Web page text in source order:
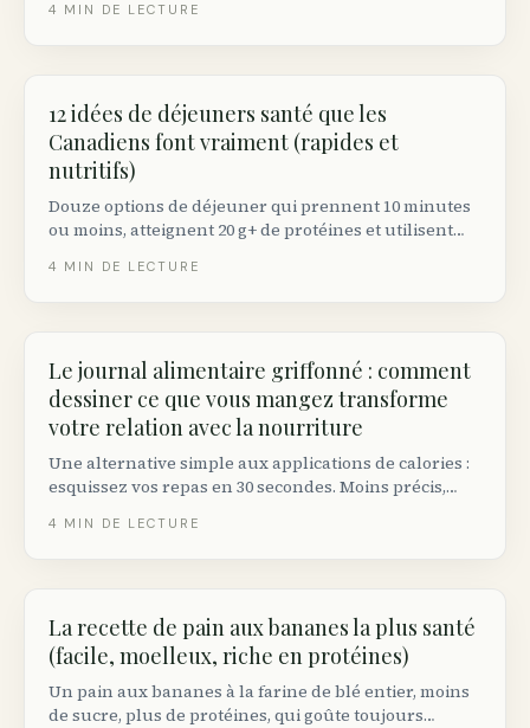
IGA, Sobeys ou Costco Canada.
4 MIN DE LECTURE
12 idées de déjeuners santé que les
Canadiens font vraiment (rapides et
nutritifs)
Douze options de déjeuner qui prennent 10 minutes
ou moins, atteignent 20 g+ de protéines et utilisent
canadienne.
4 MIN DE LECTURE
Le journal alimentaire griffonné : comment
dessiner ce que vous mangez transforme
votre relation avec la nourriture
Une alternative simple aux applications de calories :
esquissez vos repas en 30 secondes. Moins précis,
4 MIN DE LECTURE
La recette de pain aux bananes la plus santé
(facile, moelleux, riche en protéines)
Un pain aux bananes à la farine de blé entier, moins
de sucre, plus de protéines, qui goûte toujours